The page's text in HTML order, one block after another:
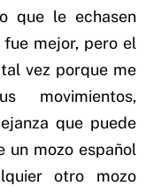
que le echasen
fue mejor, pero el
vez porque me
movimientos,
que puede
un mozo español
otro mozo